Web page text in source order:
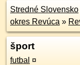
Stredné Slovensko
okres Revúca »
šport
futbal ¤